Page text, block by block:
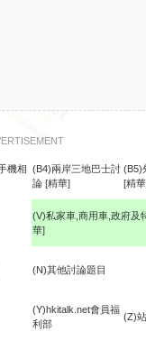
機相 (B4)兩岸三地巴士討
論 [精華]
(B5)
[精
(V)私家車,商用車,政府及
華]
(N)其他討論題目
(Y)hkitalk.net會員福
利部
(Z)